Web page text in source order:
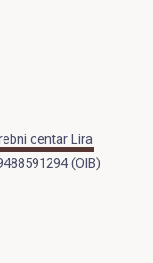
centar Lira
(OIB)